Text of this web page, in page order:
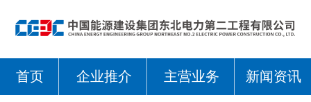
首页 企业推介 主营业务 新闻资讯